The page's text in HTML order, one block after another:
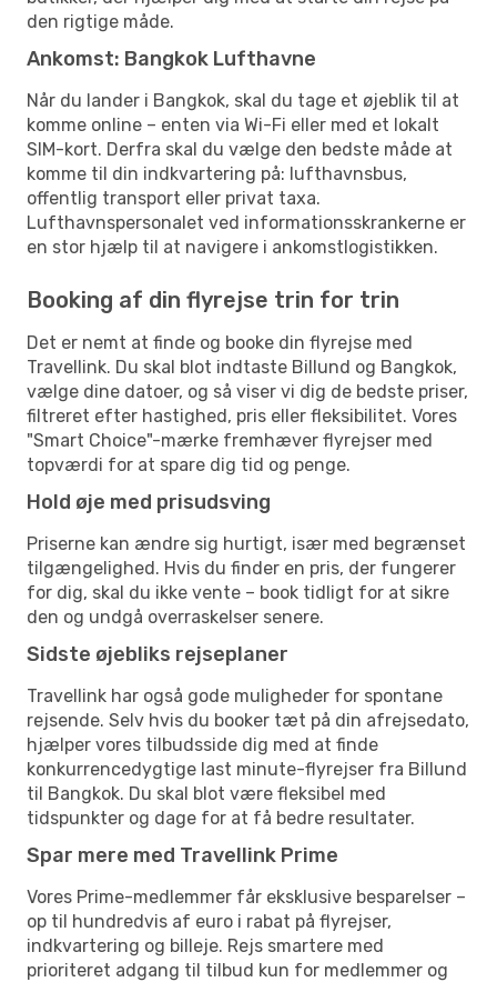
den rigtige måde.
Ankomst: Bangkok Lufthavne
Når du lander i Bangkok, skal du tage et øjeblik til at
komme online – enten via Wi-Fi eller med et lokalt
SIM-kort. Derfra skal du vælge den bedste måde at
komme til din indkvartering på: lufthavnsbus,
offentlig transport eller privat taxa.
Lufthavnspersonalet ved informationsskrankerne er
en stor hjælp til at navigere i ankomstlogistikken.
Booking af din flyrejse trin for trin
Det er nemt at finde og booke din flyrejse med
Travellink. Du skal blot indtaste Billund og Bangkok,
vælge dine datoer, og så viser vi dig de bedste priser,
filtreret efter hastighed, pris eller fleksibilitet. Vores
"Smart Choice"-mærke fremhæver flyrejser med
topværdi for at spare dig tid og penge.
Hold øje med prisudsving
Priserne kan ændre sig hurtigt, især med begrænset
tilgængelighed. Hvis du finder en pris, der fungerer
for dig, skal du ikke vente – book tidligt for at sikre
den og undgå overraskelser senere.
Sidste øjebliks rejseplaner
Travellink har også gode muligheder for spontane
rejsende. Selv hvis du booker tæt på din afrejsedato,
hjælper vores tilbudsside dig med at finde
konkurrencedygtige last minute-flyrejser fra Billund
til Bangkok. Du skal blot være fleksibel med
tidspunkter og dage for at få bedre resultater.
Spar mere med Travellink Prime
Vores Prime-medlemmer får eksklusive besparelser –
op til hundredvis af euro i rabat på flyrejser,
indkvartering og billeje. Rejs smartere med
prioriteret adgang til tilbud kun for medlemmer og